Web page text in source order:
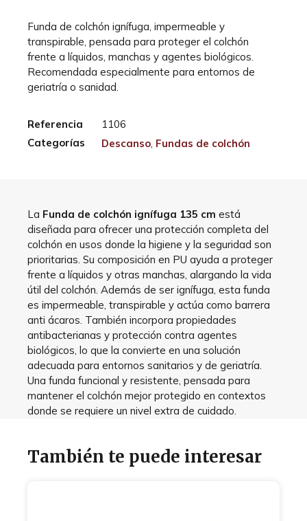
Funda de colchón ignífuga, impermeable y
transpirable, pensada para proteger el colchón
frente a líquidos, manchas y agentes biológicos.
Recomendada especialmente para entornos de
geriatría o sanidad.
Referencia
1106
Categorías
Descanso, Fundas de colchón
La Funda de colchón ignífuga 135 cm está
diseñada para ofrecer una protección completa del
colchón en usos donde la higiene y la seguridad son
prioritarias. Su composición en PU ayuda a proteger
frente a líquidos y otras manchas, alargando la vida
útil del colchón. Además de ser ignífuga, esta funda
es impermeable, transpirable y actúa como barrera
anti ácaros. También incorpora propiedades
antibacterianas y protección contra agentes
biológicos, lo que la convierte en una solución
adecuada para entornos sanitarios y de geriatría.
Una funda funcional y resistente, pensada para
mantener el colchón mejor protegido en contextos
donde se requiere un nivel extra de cuidado.
También te puede interesar